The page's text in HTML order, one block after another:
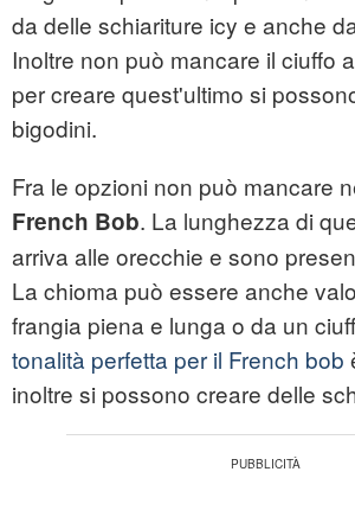
da delle schiariture icy e anche
Inoltre non può mancare il ciuffo
per creare quest'ultimo si
bigodini.
Fra le opzioni non può mancare
French Bob. La lunghezza di
arriva alle orecchie e sono
La chioma può essere anche
frangia piena e lunga o da un
tonalità perfetta per il French bob
inoltre si possono creare delle